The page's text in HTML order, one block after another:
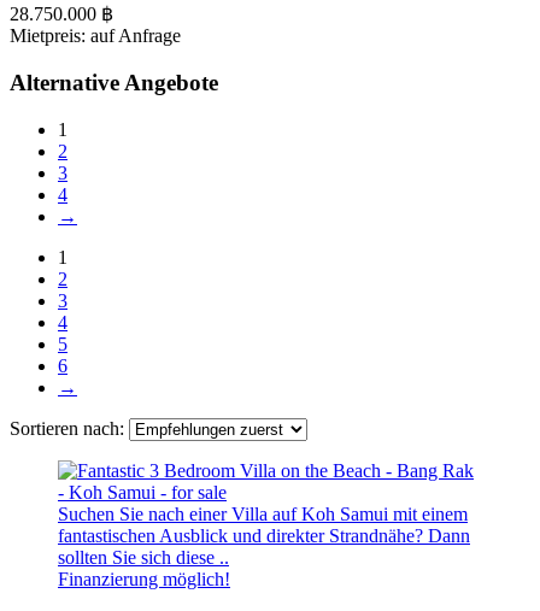
28.750.000 ฿
Mietpreis: auf Anfrage
Alternative Angebote
1
2
3
4
→
1
2
3
4
5
6
→
Sortieren nach:
Suchen Sie nach einer Villa auf Koh Samui mit einem
fantastischen Ausblick und direkter Strandnähe? Dann
sollten Sie sich diese ..
Finanzierung möglich!